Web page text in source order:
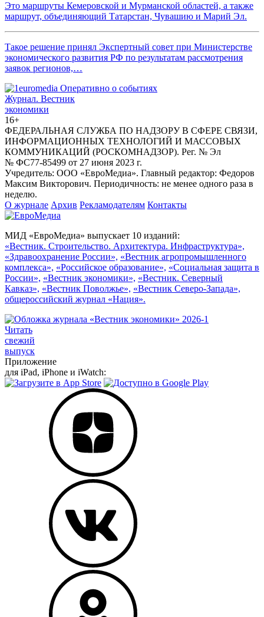
Это маршруты Кемеровской и Мурманской областей, а также
маршрут, объединяющий Татарстан, Чувашию и Марий Эл.
Такое решение принял Экспертный совет при Министерстве
экономического развития РФ по результатам рассмотрения
заявок регионов,…
Журнал. Вестник
экономики
16+
ФЕДЕРАЛЬНАЯ СЛУЖБА ПО НАДЗОРУ В СФЕРЕ СВЯЗИ,
ИНФОРМАЦИОННЫХ ТЕХНОЛОГИЙ И МАССОВЫХ
КОММУНИКАЦИЙ (РОСКОМНАДЗОР). Рег. № Эл
№ ФС77-85499 от 27 июня 2023 г.
Учредитель: ООО «ЕвроМедиа». Главный редактор: Федоров
Максим Викторович. Периодичность: не менее одного раза в
неделю.
О журнале Архив Рекламодателям Контакты
МИД «ЕвроМедиа» выпускает 10 изданий:
«Вестник. Строительство. Архитектура. Инфраструктура»,
«Здравоохранение России», «Вестник агропромышленного
комплекса», «Российское образование», «Социальная защита в
России», «Вестник экономики», «Вестник. Северный
Кавказ», «Вестник Поволжье», «Вестник Северо-Запада»,
общероссийский журнал «Нация».
Читать
свежий
выпуск
Приложение
для iPad, iPhone и iWatch: